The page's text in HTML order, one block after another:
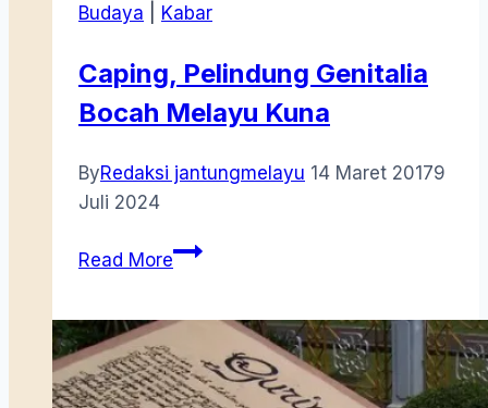
Budaya Kabar
Caping, Pelindung Genitalia
Bocah Melayu Kuna
ByRedaksi jantungmelayu 14 Maret 20179
Juli 2024
Read MoreCaping,
Melayu
Kuna